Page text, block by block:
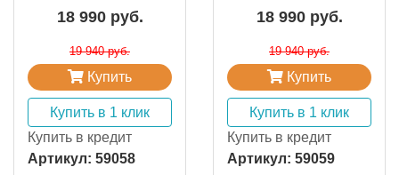
18 990 руб.
19 940 руб.
Купить
Купить в 1 клик
Купить в кредит
Артикул: 59058
18 990 руб.
19 940 руб.
Купить
Купить в 1 клик
Купить в кредит
Артикул: 59059